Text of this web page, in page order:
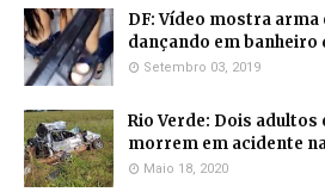
DF: Vídeo mostra arma
dançando em banheiro
Setembro 03, 2019
Rio Verde: Dois adultos
morrem em acidente na
Maio 18, 2020